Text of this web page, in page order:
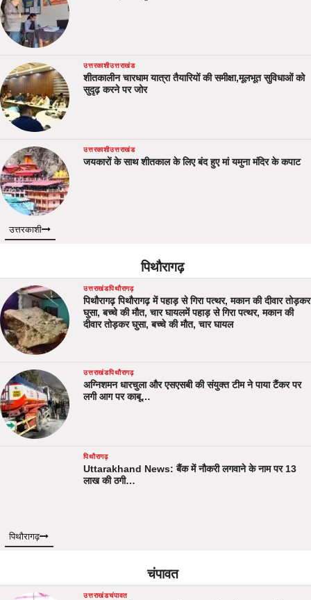
उत्तरकाशीउत्तराखंड
शीतकालीन चारधाम यात्रा तैयारियों की समीक्षा,मूलभूत सुविधाओं को
सुदृढ़ करने पर जोर
उत्तरकाशीउत्तराखंड
जयकारों के साथ शीतकाल के लिए बंद हुए मां यमुना मंदिर के कपाट
उत्तरकाशी
पिथौरागढ़
उत्तराखंडपिथौरागढ़
पिथौरागढ़ पिथौरागढ़ में पहाड़ से गिरा पत्थर, मकान की दीवार तोड़कर
घुसा, बच्चे की मौत, चार घायलमें पहाड़ से गिरा पत्थर, मकान की
दीवार तोड़कर घुसा, बच्चे की मौत, चार घायल
उत्तराखंडपिथौरागढ़
अग्निशमन धारचुला और एसएसबी की संयुक्त टीम ने पाया टैंकर पर
लगी आग पर काबू…
पिथौरागढ़
Uttarakhand News: बैंक में नौकरी लगवाने के नाम पर 13
लाख की ठगी…
पिथौरागढ़
चंपावत
उत्तराखंडचंपावत